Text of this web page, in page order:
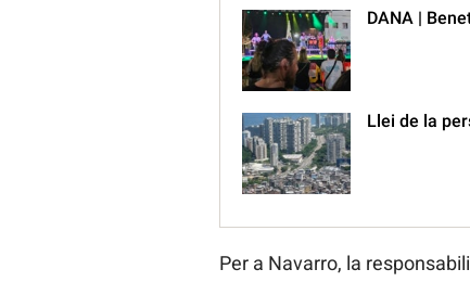
DANA |
Llei de la
Per a Navarro, la